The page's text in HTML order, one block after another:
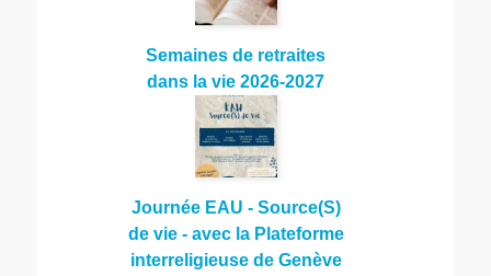
Semaines de retraites
dans la vie 2026-2027
Journée EAU - Source(S)
de vie - avec la Plateforme
interreligieuse de Genève